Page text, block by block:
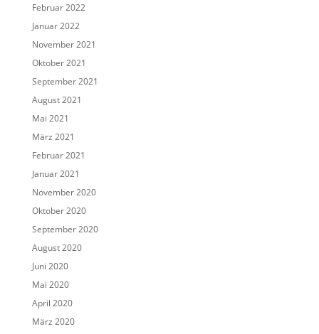
Februar 2022
Januar 2022
November 2021
Oktober 2021
September 2021
August 2021
Mai 2021
März 2021
Februar 2021
Januar 2021
November 2020
Oktober 2020
September 2020
August 2020
Juni 2020
Mai 2020
April 2020
März 2020